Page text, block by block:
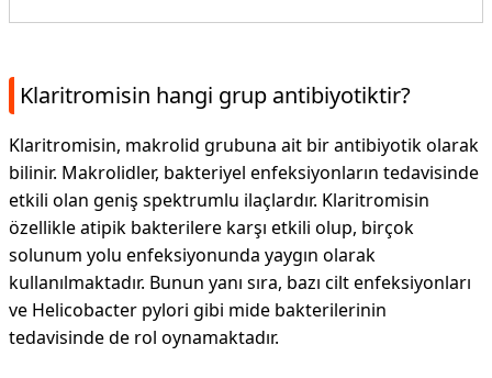
Klaritromisin hangi grup antibiyotiktir?
Klaritromisin, makrolid grubuna ait bir antibiyotik olarak
bilinir. Makrolidler, bakteriyel enfeksiyonların tedavisinde
etkili olan geniş spektrumlu ilaçlardır. Klaritromisin
özellikle atipik bakterilere karşı etkili olup, birçok
solunum yolu enfeksiyonunda yaygın olarak
kullanılmaktadır. Bunun yanı sıra, bazı cilt enfeksiyonları
ve Helicobacter pylori gibi mide bakterilerinin
tedavisinde de rol oynamaktadır.